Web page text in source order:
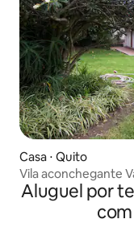
Casa ⋅ Quito
Vila aconchegante
Aluguel por